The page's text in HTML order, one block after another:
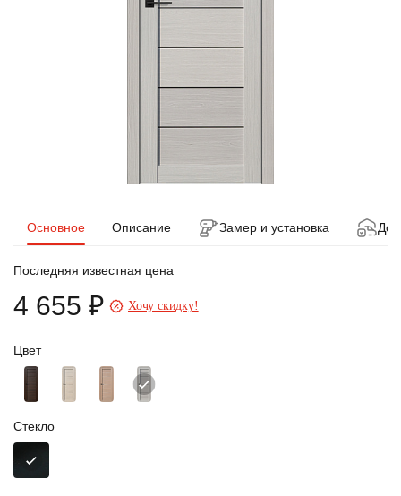
Основное Описание Замер и установка
Цвет
Стекло
Последняя известная цена
4 655 ₽ Хочу скидку!